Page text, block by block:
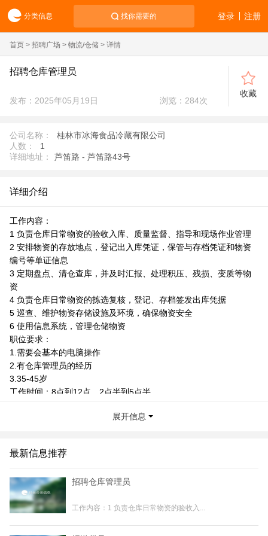
分类信息 找你需要的 注册
登录
首页 > 招聘广场 > 物流/仓储 > 详情
招聘仓库管理员
发布：2025年05月19日 浏览： 284次
收藏
公司名称：
桂林市冰海食品冷藏有限公司
人数：
1
详细地址：
芦笛路 - 芦笛路43号
详细介绍
工作内容：
1 负责仓库日常物资的验收入库、质量监督、指导和现场作业管理
2 安排物资的存放地点，登记出入库凭证，保管与存档凭证和物资
编号等单证信息
3 定期盘点、清仓查库，并及时汇报、处理积压、残损、变质等物
资
4 负责仓库日常物资的拣选复核，登记、存档签发出库凭据
5 巡查、维护物资存储设施及环境，确保物资安全
6 使用信息系统，管理仓储物资
职位要求：
1.需要会基本的电脑操作
2.有仓库管理员的经历
3.35-45岁
工作时间：8点到12点，2点半到5点半
展开信息
最新信息推荐
招聘仓库管理员
工作内容：1 负责仓库日常物资的验收入...